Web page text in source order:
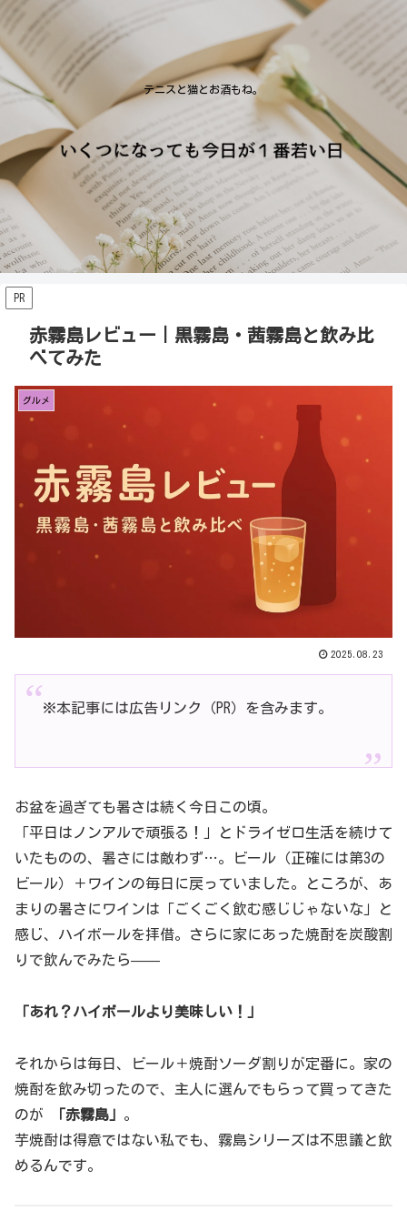
テニスと猫とお酒もね。
PR
赤霧島レビュー｜黒霧島・茜霧島と飲み比
べてみた
グルメ
2025.08.23
※本記事には広告リンク（PR）を含みます。
お盆を過ぎても暑さは続く今日この頃。
「平日はノンアルで頑張る！」とドライゼロ生活を続けて
いたものの、暑さには敵わず…。ビール（正確には第3の
ビール）＋ワインの毎日に戻っていました。ところが、あ
まりの暑さにワインは「ごくごく飲む感じじゃないな」と
感じ、ハイボールを拝借。さらに家にあった焼酎を炭酸割
りで飲んでみたら——
「あれ？ハイボールより美味しい！」
それからは毎日、ビール＋焼酎ソーダ割りが定番に。家の
焼酎を飲み切ったので、主人に選んでもらって買ってきた
のが
「赤霧島」 。
芋焼酎は得意ではない私でも、霧島シリーズは不思議と飲
めるんです。